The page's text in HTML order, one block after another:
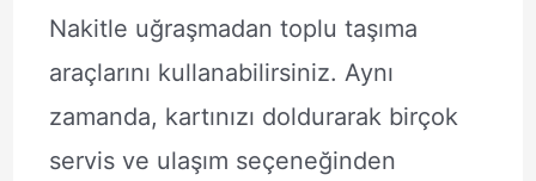
Nakitle uğraşmadan toplu taşıma
araçlarını kullanabilirsiniz. Aynı
zamanda, kartınızı doldurarak birçok
servis ve ulaşım seçeneğinden